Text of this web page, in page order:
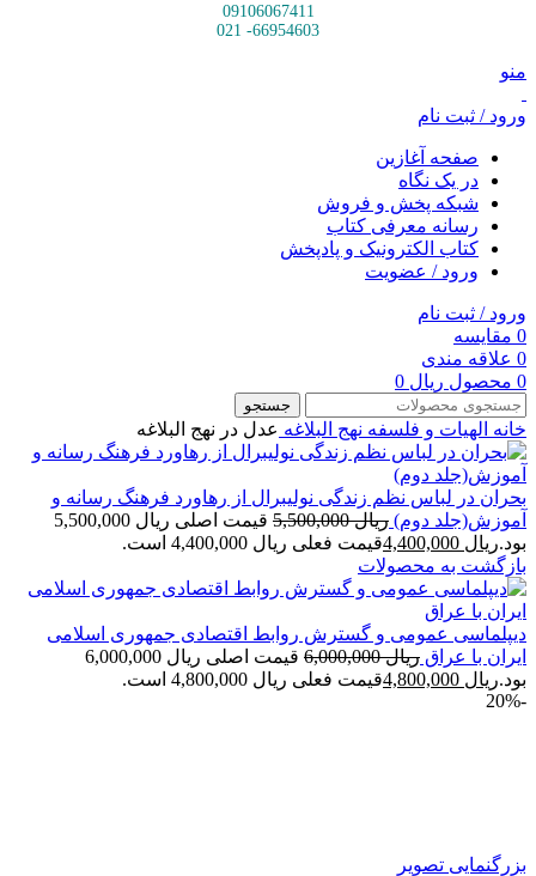
09106067411
66954603- 021
منو
ورود / ثبت نام
صفحه آغازین
در یک نگاه
شبکه پخش و فروش
رسانه معرفی کتاب
کتاب الکترونیک و پادپخش
ورود / عضویت
ورود / ثبت نام
0 مقایسه
0 علاقه مندی
0 محصول ریال
جستجو
خانه الهیات و فلسفه نهج البلاغه عدل در نهج البلاغه
بحران در لباس نظم زندگی نولیبرال از رهاورد فرهنگ رسانه و
آموزش(جلد دوم) ریال5,500,000
قیمت اصلی ریال 5,500,000
بود.ریال
قیمت فعلی ریال 4,400,000 است.
بازگشت به محصولات
دیپلماسی عمومی و گسترش روابط اقتصادی جمهوری اسلامی
ایران با عراق ریال6,000,000
قیمت اصلی ریال 6,000,000
بود.ریال
قیمت فعلی ریال 4,800,000 است.
-20%
بزرگنمایی تصویر